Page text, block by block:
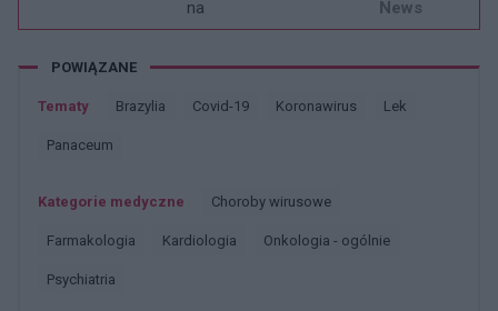
na
News
POWIĄZANE
Tematy Brazylia Covid-19 Koronawirus Lek
Panaceum
Kategorie medyczne Choroby wirusowe
Farmakologia Kardiologia Onkologia - ogólnie
Psychiatria